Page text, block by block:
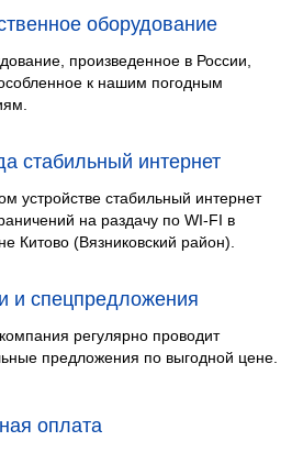
оборудование
произведенное в России,
к нашим погодным
стабильный интернет
устройстве стабильный интернет
на раздачу по WI-FI в
Китово (Вязниковский район).
и спецпредложения
регулярно проводит
предложения по выгодной цене.
оплата